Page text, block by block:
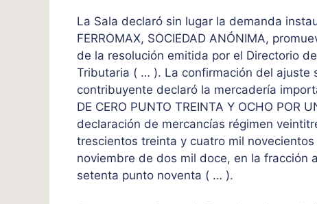
La Sala declaró sin lugar la demanda
FERROMAX, SOCIEDAD ANÓNIMA,
de la resolución emitida por el Directorio
Tributaria ( … ). La confirmación del ajuste
contribuyente declaró la mercadería
DE CERO PUNTO TREINTA Y OCHO POR
declaración de mercancías régimen
trescientos treinta y cuatro mil
noviembre de dos mil doce, en la fracción
setenta punto noventa ( … ).